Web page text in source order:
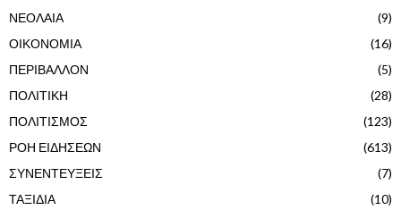
ΝΕΟΛΑΙΑ
(9)
ΟΙΚΟΝΟΜΙΑ
(16)
ΠΕΡΙΒΑΛΛΟΝ
(5)
ΠΟΛΙΤΙΚΗ
(28)
ΠΟΛΙΤΙΣΜΟΣ
(123)
ΡΟΗ ΕΙΔΗΣΕΩΝ
(613)
ΣΥΝΕΝΤΕΥΞΕΙΣ
(7)
ΤΑΞΙΔΙΑ
(10)